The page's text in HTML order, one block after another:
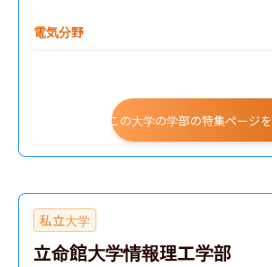
電気分野
この大学の学部の特集ページ
私立大学
立命館大学情報理工学部